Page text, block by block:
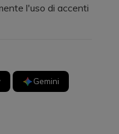
l'uso di accenti
Gemini